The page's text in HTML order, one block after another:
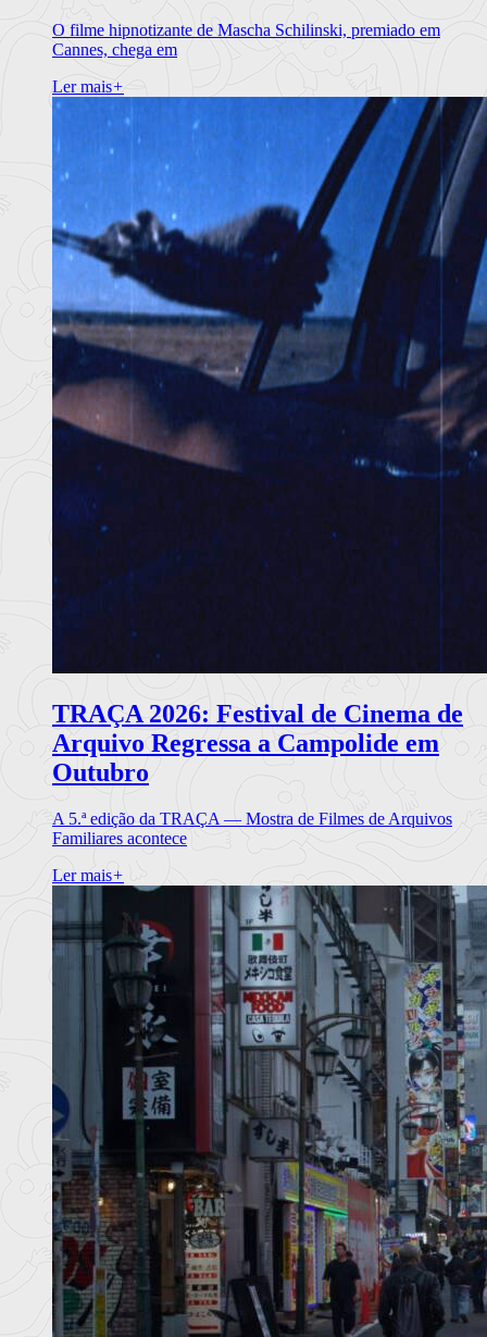
O filme hipnotizante de Mascha Schilinski, premiado em
Cannes, chega em
Ler mais+
TRAÇA 2026: Festival de Cinema de
Arquivo Regressa a Campolide em
Outubro
A 5.ª edição da TRAÇA — Mostra de Filmes de Arquivos
Familiares acontece
Ler mais+